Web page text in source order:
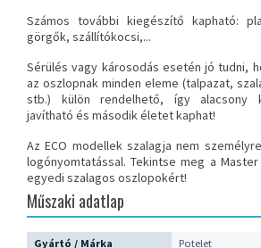
Számos további kiegészítő kapható:
görgők, szállítókocsi,...
Sérülés vagy károsodás esetén jó tudni,
az oszlopnak minden eleme (talpazat,
stb.) külön rendelhető, így alacsony
javítható és második életet kaphat!
Az ECO modellek szalagja nem
logónyomtatással. Tekintse meg a
egyedi szalagos oszlopokért!
Műszaki adatlap
Gyártó / Márka Potelet